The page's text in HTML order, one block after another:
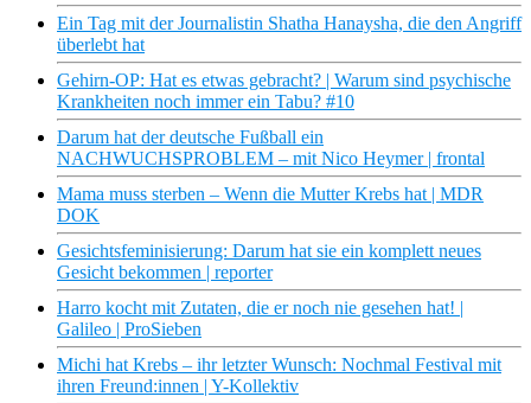
Ein Tag mit der Journalistin Shatha Hanaysha, die den Angriff
überlebt hat
Gehirn-OP: Hat es etwas gebracht? | Warum sind psychische
Krankheiten noch immer ein Tabu? #10
Darum hat der deutsche Fußball ein
NACHWUCHSPROBLEM – mit Nico Heymer | frontal
Mama muss sterben – Wenn die Mutter Krebs hat | MDR
DOK
Gesichtsfeminisierung: Darum hat sie ein komplett neues
Gesicht bekommen | reporter
Harro kocht mit Zutaten, die er noch nie gesehen hat! |
Galileo | ProSieben
Michi hat Krebs – ihr letzter Wunsch: Nochmal Festival mit
ihren Freund:innen | Y-Kollektiv